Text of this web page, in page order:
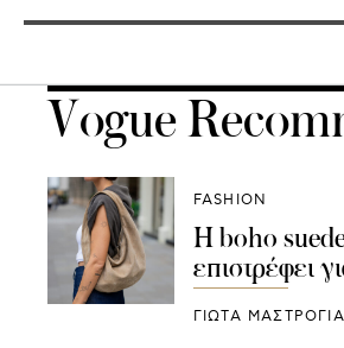
Vogue
FASHION
Η boho
επιστρέφει
ΓΙΩΤΑ